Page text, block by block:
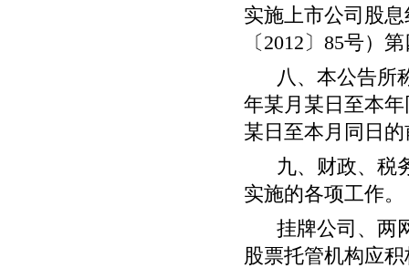
实施上市公司股
〔2012〕 85号）
八、本公告所
年某月某日至本
某日至本月同日
九、财政、税
实施的各项工作。
挂牌公司、两
股票托管机构应